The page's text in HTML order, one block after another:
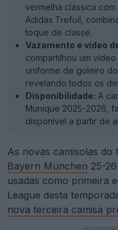
vermelha clássica
Adidas Trefoil,
toque de classe.
Vazamento e vídeo
compartilhou um
uniforme de goleiro
revelando todos os
Disponibilidade: A
Munique 2025-2026,
disponível a partir de
As novas camisolas do
Bayern München 25-
usadas como primeira
League desta
nova terceira camisa